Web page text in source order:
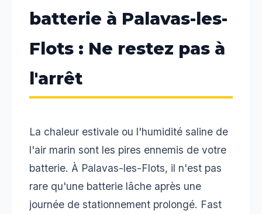
batterie à Palavas-les-
Flots : Ne restez pas à
l'arrêt
La chaleur estivale ou l'humidité saline de
l'air marin sont les pires ennemis de votre
batterie. À Palavas-les-Flots, il n'est pas
rare qu'une batterie lâche après une
journée de stationnement prolongé. Fast